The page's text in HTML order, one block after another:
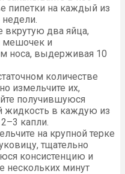
пипетки на каждый из
вкрутую два яйца,
мешочек и
носа, выдерживая 10
количестве
измельчите их,
получившуюся
жидкость в каждую из
капли.
на крупной терке
тщательно
консистенцию и
нескольких минут